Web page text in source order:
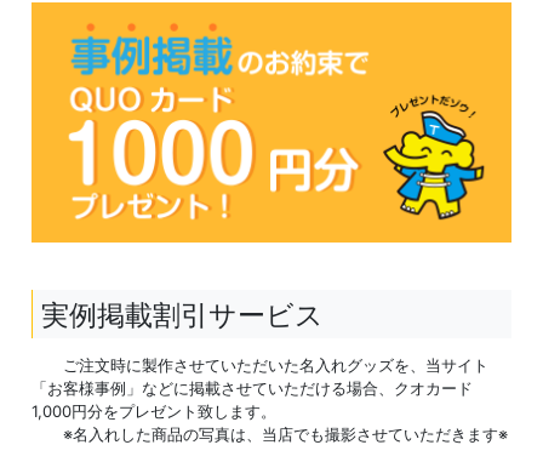
実例掲載割引サービス
ご注文時に製作させていただいた名入れグッズを、当サイト
「お客様事例」などに掲載させていただける場合、クオカード
1,000円分をプレゼント致します。
※名入れした商品の写真は、当店でも撮影させていただきます※